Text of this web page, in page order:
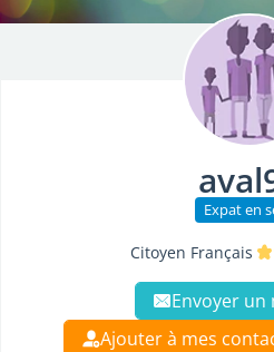
Expat en
Citoyen Français
Envoyer un
Ajouter à mes